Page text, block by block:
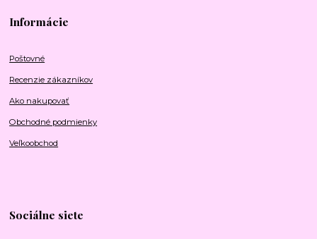
Informácie
Poštovné
Recenzie zákazníkov
Ako nakupovať
Obchodné podmienky
Veľkoobchod
Sociálne siete